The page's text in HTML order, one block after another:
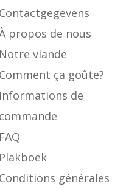
Contactgegevens
propos de nous
Notre viande
Comment ça goûte?
Informations de
commande
FAQ
Plakboek
Conditions générales